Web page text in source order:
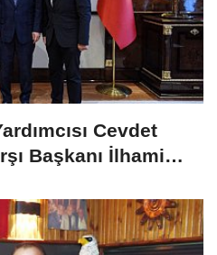
Cevdet
Başkanı İlhami